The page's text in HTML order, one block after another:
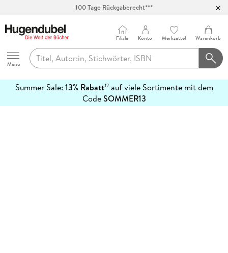
100 Tage Rückgaberecht***
Hugendubel
Menu
Filiale Konto Merkzettel Warenkorb
Summer Sale: 13% Rabatt12auf viele Sortimente mit dem
CodeSOMMER13
erfahren